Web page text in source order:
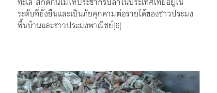
ระดับที่ยั่งยืนและเป็นภัยคุกคามต่อรายได้ของชาวประมง
พื้นบ้านและชาวประมงพาณิชย์[6]